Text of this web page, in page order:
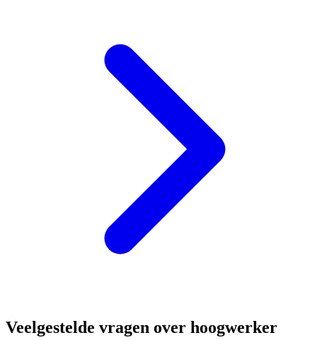
Veelgestelde vragen over hoogwerker